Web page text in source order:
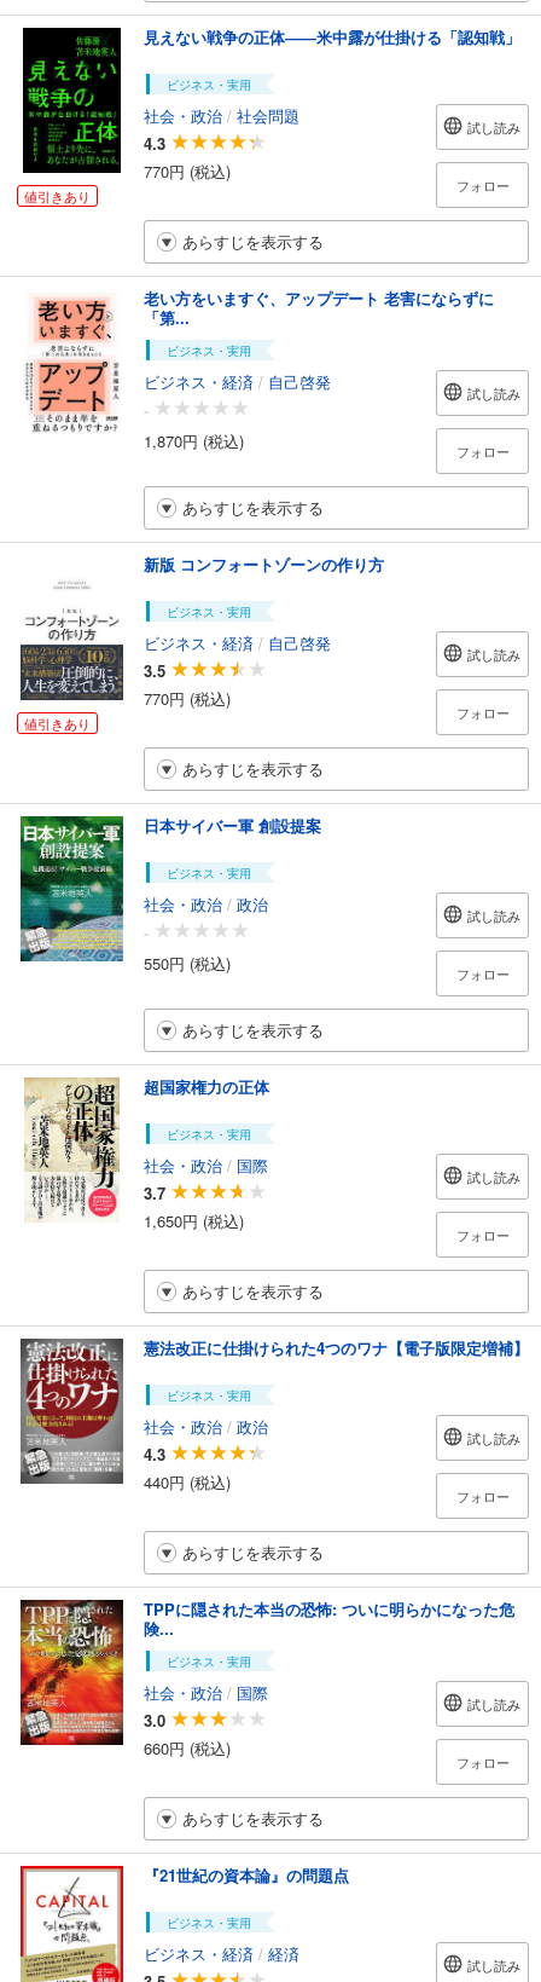
値引きあり
見えない戦争の正体――米中露が仕掛ける「認知戦」
ビジネス・実用
社会・政治 / 社会問題
4.3
770円 (税込)
試し読み
フォロー
あらすじを表示する
老い方をいますぐ、アップデート 老害にならずに
「第...
ビジネス・実用
ビジネス・経済 / 自己啓発
-
1,870円 (税込)
試し読み
フォロー
あらすじを表示する
値引きあり
新版 コンフォートゾーンの作り方
ビジネス・実用
ビジネス・経済 / 自己啓発
3.5
770円 (税込)
試し読み
フォロー
あらすじを表示する
日本サイバー軍 創設提案
ビジネス・実用
社会・政治 / 政治
-
550円 (税込)
試し読み
フォロー
あらすじを表示する
超国家権力の正体
ビジネス・実用
社会・政治 / 国際
3.7
1,650円 (税込)
試し読み
フォロー
あらすじを表示する
憲法改正に仕掛けられた4つのワナ【電子版限定増補】
ビジネス・実用
社会・政治 / 政治
4.3
440円 (税込)
試し読み
フォロー
あらすじを表示する
TPPに隠された本当の恐怖: ついに明らかになった危
険...
ビジネス・実用
社会・政治 / 国際
3.0
660円 (税込)
試し読み
フォロー
あらすじを表示する
『21世紀の資本論』の問題点
ビジネス・実用
ビジネス・経済 / 経済
試し読み